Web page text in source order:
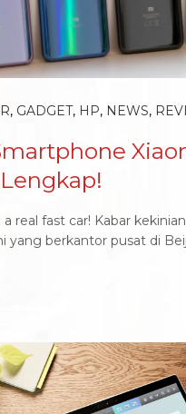
, GADGET, HP, NEWS,
a real fast car! Kabar
yang berkantor pusat di